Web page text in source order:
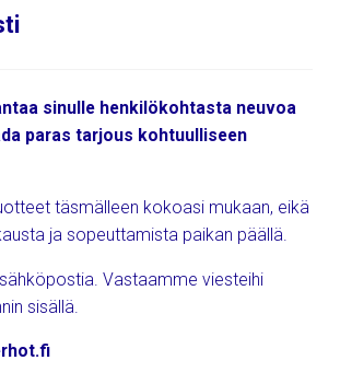
sinulle henkilökohtasta neuvoa
paras tarjous kohtuulliseen
täsmälleen kokoasi mukaan, eikä
ja sopeuttamista paikan päällä.
Vastaamme viesteihi
sisällä.